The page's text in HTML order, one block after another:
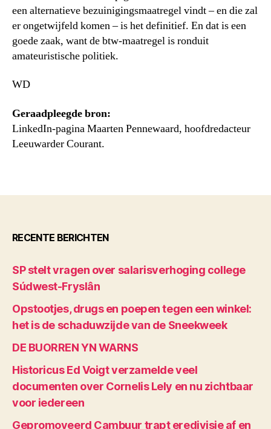
een alternatieve bezuinigingsmaatregel vindt – en die zal
er ongetwijfeld komen – is het definitief. En dat is een
goede zaak, want de btw-maatregel is ronduit
amateuristische politiek.
WD
Geraadpleegde bron:
LinkedIn-pagina Maarten Pennewaard, hoofdredacteur
Leeuwarder Courant.
RECENTE BERICHTEN
SP stelt vragen over salarisverhoging college
Súdwest-Fryslân
Opstootjes, drugs en poepen tegen een winkel:
het is de schaduwzijde van de Sneekweek
DE BUORREN YN WARNS
Historicus Ed Voigt verzamelde veel
documenten over Cornelis Lely en nu zichtbaar
voor iedereen
Gepromoveerd Cambuur trapt eredivisie af en